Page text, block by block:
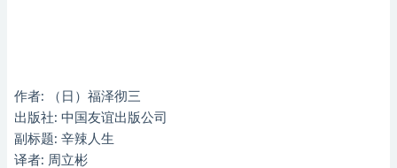
作者: （日）福泽彻三
出版社: 中国友谊出版公司
副标题: 辛辣人生
译者: 周立彬